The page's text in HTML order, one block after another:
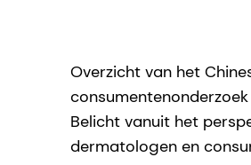
Overzicht van het
Belicht vanuit het
dermatologen en